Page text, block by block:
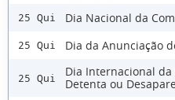
25 Qui Dia Nacional da
25 Qui Dia da Anunciação
25 Qui
Dia Internacional da
Detenta ou